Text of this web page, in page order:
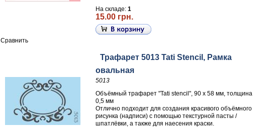
На складе: 1
15.00 грн.
Сравнить
Трафарет 5013 Tati Stencil, Рамка
овальная
5013
Объёмный трафарет "Tati stencil", 90 х 58 мм, толщина
0,5 мм
Отлично подходит для создания красивого объёмного
рисунка (надписи) с помощью текстурной пасты /
шпатлёвки, а также для наесения краски.